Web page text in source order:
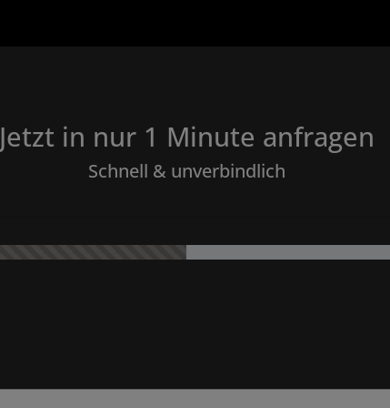
Jetzt in nur 1 Minute anfragen
Schnell & unverbindlich